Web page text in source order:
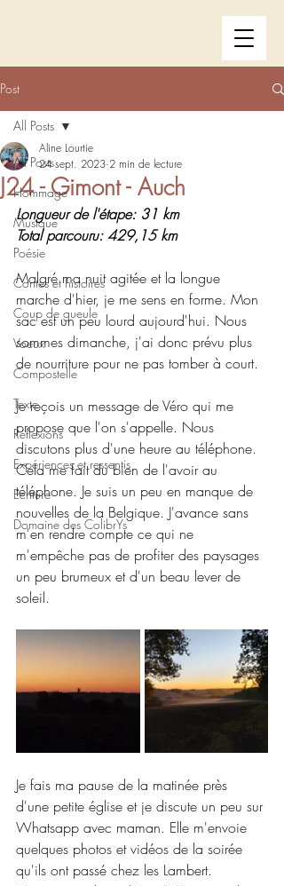
Post
All Posts
Hommage
Musique
Poésie
Contes et histoires
Coup de gueule
Voeux
Compostelle
Texte
Réflexions
Expériences et ressentis
Ecriture
Domaine des ColibrYs
All Posts
J24 - Gimont - Auch
Aline Lourtie
24 sept. 2023 2 min de lecture
Longueur de l'étape: 31 km
Total parcouru: 429,15 km
Malgré ma nuit agitée et la longue
marche d'hier, je me sens en forme. Mon
sac est un peu lourd aujourd'hui. Nous
sommes dimanche, j'ai donc prévu plus
de nourriture pour ne pas tomber à court.
Je reçois un message de Véro qui me
propose que l'on s'appelle. Nous
discutons plus d'une heure au téléphone.
Cela me fait du bien de l'avoir au
téléphone. Je suis un peu en manque de
nouvelles de la Belgique. J'avance sans
m'en rendre compte ce qui ne
m'empêche pas de profiter des paysages
un peu brumeux et d'un beau lever de
soleil.
Je fais ma pause de la matinée près
d'une petite église et je discute un peu sur
Whatsapp avec maman. Elle m'envoie
quelques photos et vidéos de la soirée
qu'ils ont passé chez les Lambert.